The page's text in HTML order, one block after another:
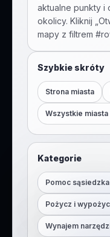
aktualne punkty i
okolicy. Kliknij
mapy z filtrem #
Szybkie skróty
Strona miasta
Wszystkie miasta
Kategorie
Pomoc
Pożycz i
Wynajem